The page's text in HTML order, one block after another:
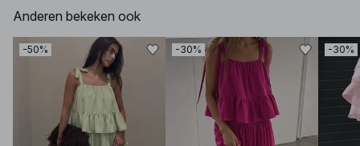
Anderen bekeken ook
-50% -30% -30%